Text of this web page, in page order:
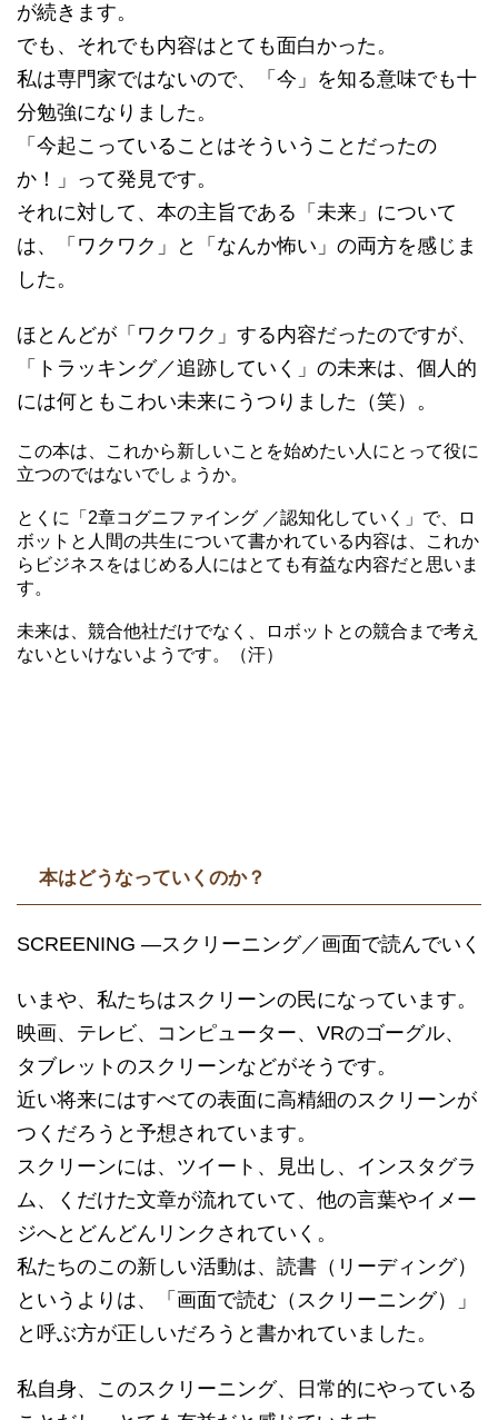
が続きます。
でも、それでも内容はとても面白かった。
私は専門家ではないので、「今」を知る意味でも十
分勉強になりました。
「今起こっていることはそういうことだったの
か！」って発見です。
それに対して、本の主旨である「未来」について
は、「ワクワク」と「なんか怖い」の両方を感じま
した。
ほとんどが「ワクワク」する内容だったのですが、
「トラッキング／追跡していく」の未来は、個人的
には何ともこわい未来にうつりました（笑）。
この本は、これから新しいことを始めたい人にとって役に
立つのではないでしょうか。
とくに「2章コグニファイング ／認知化していく」で、ロ
ボットと人間の共生について書かれている内容は、これか
らビジネスをはじめる人にはとても有益な内容だと思いま
す。
未来は、競合他社だけでなく、ロボットとの競合まで考え
ないといけないようです。（汗）
本はどうなっていくのか？
SCREENING —スクリーニング／画面で読んでいく
いまや、私たちはスクリーンの民になっています。
映画、テレビ、コンピューター、VRのゴーグル、
タブレットのスクリーンなどがそうです。
近い将来にはすべての表面に高精細のスクリーンが
つくだろうと予想されています。
スクリーンには、ツイート、見出し、インスタグラ
ム、くだけた文章が流れていて、他の言葉やイメー
ジへとどんどんリンクされていく。
私たちのこの新しい活動は、読書（リーディング）
というよりは、「画面で読む（スクリーニング）」
と呼ぶ方が正しいだろうと書かれていました。
私自身、このスクリーニング、日常的にやっている